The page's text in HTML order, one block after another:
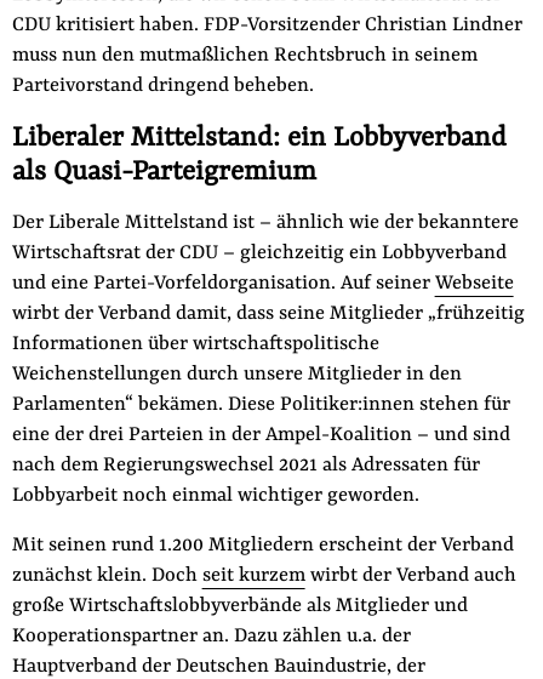
Testamentsspende
Presse
Appelle unterzeichnen
Kontakt
Impressum
Suche
auf
der
Website
Folge Uns
FacebookMastodon
BlueskyInstagram
YoutubeLinkedInFeed
CDU kritisiert haben. FDP-Vorsitzender Christian Lindner
muss nun den mutmaßlichen Rechtsbruch in seinem
Parteivorstand dringend beheben.
Liberaler Mittelstand: ein Lobbyverband
als Quasi-Parteigremium
Der Liberale Mittelstand ist – ähnlich wie der bekanntere
Wirtschaftsrat der CDU – gleichzeitig ein Lobbyverband
und eine Partei-Vorfeldorganisation. Auf seiner Webseite
wirbt der Verband damit, dass seine Mitglieder „frühzeitig
Informationen über wirtschaftspolitische
Weichenstellungen durch unsere Mitglieder in den
Parlamenten“ bekämen. Diese Politiker:innen stehen für
eine der drei Parteien in der Ampel-Koalition – und sind
nach dem Regierungswechsel 2021 als Adressaten für
Lobbyarbeit noch einmal wichtiger geworden.
Mit seinen rund 1.200 Mitgliedern erscheint der Verband
zunächst klein. Doch seit kurzemwirbt der Verband auch
große Wirtschaftslobbyverbände als Mitglieder und
Kooperationspartner an. Dazu zählen u.a. der
Hauptverband der Deutschen Bauindustrie, der